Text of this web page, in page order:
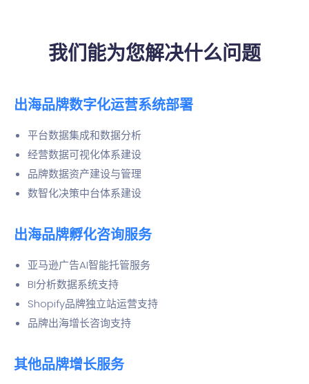
我们能为您解决什么问题
出海品牌数字化运营系统部署
平台数据集成和数据分析
经营数据可视化体系建设
品牌数据资产建设与管理
数智化决策中台体系建设
出海品牌孵化咨询服务
亚马逊广告AI智能托管服务
BI分析数据系统支持
Shopify品牌独立站运营支持
品牌出海增长咨询支持
其他品牌增长服务